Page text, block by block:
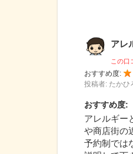
アレ
この口
おすすめ度:
投稿者: たかひ
おすすめ度:
アレルギー
や商店街の
予約制では